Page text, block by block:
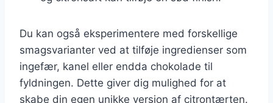
Du kan også eksperimentere med forskellige
smagsvarianter ved at tilføje ingredienser som
ingefær, kanel eller endda chokolade til
fyldningen. Dette giver dig mulighed for at
skabe din egen unikke version af citrontærten.